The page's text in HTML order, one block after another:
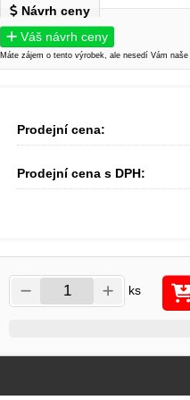
Návrh ceny
Váš návrh ceny
Máte zájem o tento výrobek, ale nesedí Vám
Prodejní cena:
Prodejní cena s DPH:
ks